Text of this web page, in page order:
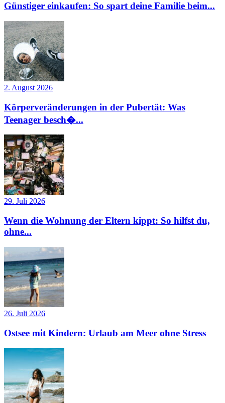
Günstiger einkaufen: So spart deine Familie beim...
2. August 2026
Körperveränderungen in der Pubertät: Was
Teenager besch�...
29. Juli 2026
Wenn die Wohnung der Eltern kippt: So hilfst du,
ohne...
26. Juli 2026
Ostsee mit Kindern: Urlaub am Meer ohne Stress